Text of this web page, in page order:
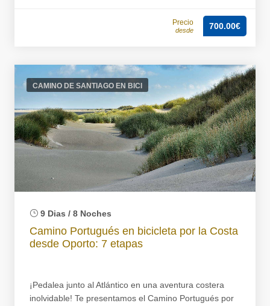
Precio
desde 700.00€
CAMINO DE SANTIAGO EN BICI
9 Dias / 8 Noches
Camino Portugués en bicicleta por la Costa
desde Oporto: 7 etapas
¡Pedalea junto al Atlántico en una aventura costera
inolvidable! Te presentamos el Camino Portugués por